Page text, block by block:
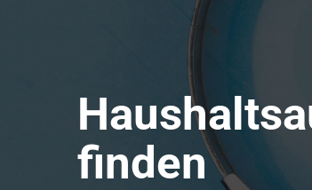
finden